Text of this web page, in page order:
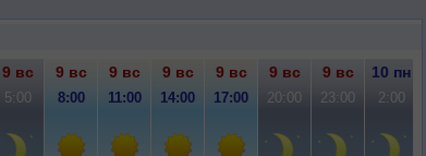
9 вс 9 вс 9 вс 9 вс 9 вс 9 вс 9 вс 10 пн
5:00 8:00 11:00 14:00 17:00 20:00 23:00 2:00